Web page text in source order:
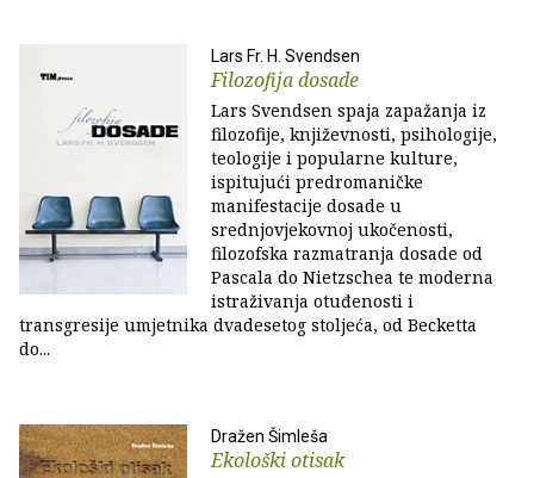
Lars Fr. H. Svendsen
Filozofija dosade
Lars Svendsen spaja zapažanja iz
filozofije, književnosti, psihologije,
teologije i popularne kulture,
ispitujući predromaničke
manifestacije dosade u
srednjovjekovnoj ukočenosti,
filozofska razmatranja dosade od
Pascala do Nietzschea te moderna
istraživanja otuđenosti i
transgresije umjetnika dvadesetog stoljeća, od Becketta
do...
Dražen Šimleša
Ekološki otisak